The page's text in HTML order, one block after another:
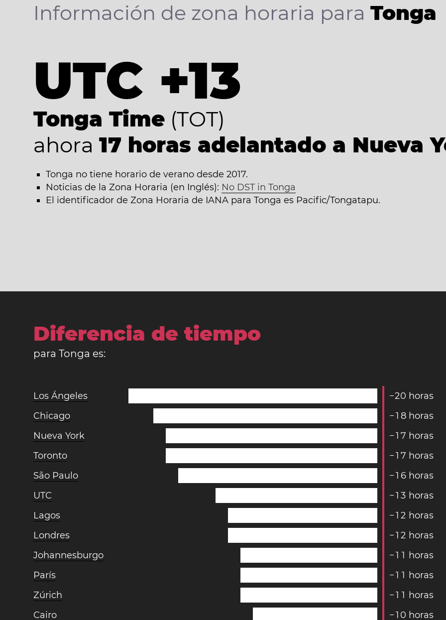
Información de zona horaria paraTonga
UTC +13
Tonga Time (TOT)
ahora 17 horas adelantado a Nueva
Tonga no tiene horario de verano desde 2017.
Noticias de la Zona Horaria (en Inglés): No DST in Tonga
El identificador de Zona Horaria de IANA para Tonga es Pacific/Tongatapu.
Diferencia de tiempo
para Tonga es:
Los Ángeles −20 horas
Chicago
−1 8 horas
Nueva York
−1 7 horas
Toronto
−1 7 horas
São Paulo
−1 6 horas
UTC
−1 3 horas
Lagos
−1 2 horas
Londres
−1 2 horas
Johannesburgo
−1 1 horas
París
−1 1 horas
Zúrich
−1 1 horas
Cairo
−1 0 horas